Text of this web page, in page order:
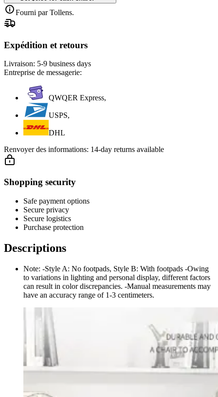
Fourni par Tollens.
Expédition et retours
Livraison: 5-9 business days
Entreprise de messagerie:
QWQER Express,
USPS,
DHL
Renvoyer des informations: 14-day returns available
Shopping security
Safe payment options
Secure privacy
Secure logistics
Purchase protection
Descriptions
Note: -Style A: No footpads, Style B: With footpads -Owing
to variations in lighting and personal display, different factors
can result in color discrepancies. -Manual measurements may
have an accuracy range of 1-3 centimeters.